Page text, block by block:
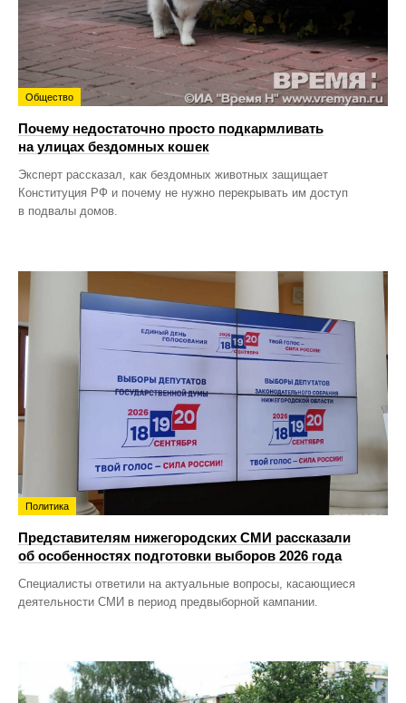
Общество
Почему недостаточно просто подкармливать
на улицах бездомных кошек
Эксперт рассказал, как бездомных животных защищает
Конституция РФ и почему не нужно перекрывать им доступ
в подвалы домов.
Политика
Представителям нижегородских СМИ рассказали
об особенностях подготовки выборов 2026 года
Специалисты ответили на актуальные вопросы, касающиеся
деятельности СМИ в период предвыборной кампании.